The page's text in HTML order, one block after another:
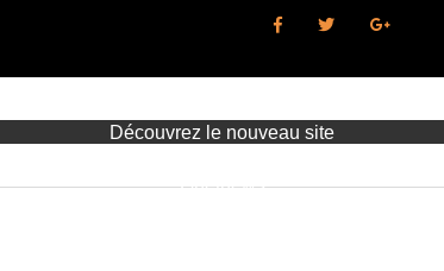
Découvrez le nouveau site
Gnetnews